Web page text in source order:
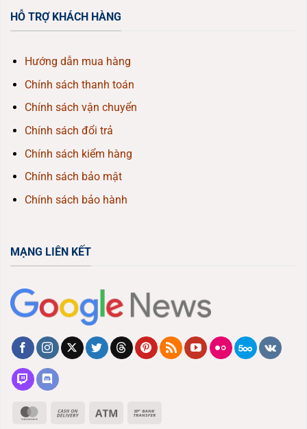
HỖ TRỢ KHÁCH HÀNG
Hướng dẫn mua hàng
Chính sách thanh toán
Chính sách vận chuyển
Chính sách đổi trả
Chính sách kiểm hàng
Chính sách bảo mật
Chính sách bảo hành
MẠNG LIÊN KẾT
MasterCard
Cash
Atm